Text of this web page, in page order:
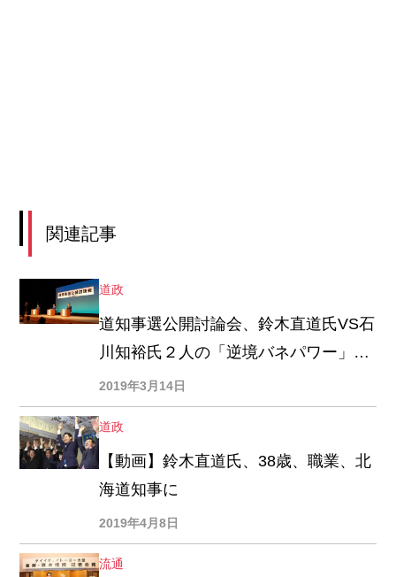
関連記事
道政
道知事選公開討論会、鈴木直道氏VS石
川知裕氏２人の「逆境バネパワー」が
全開
2019年3月14日
道政
【動画】鈴木直道氏、38歳、職業、北
海道知事に
2019年4月8日
流通